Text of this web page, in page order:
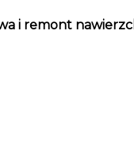
i remont